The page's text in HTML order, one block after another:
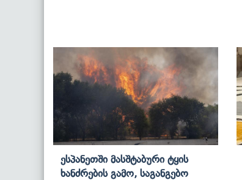
Ესპანეთში Მასშტაბური Ტყის
Ხანძრების Გამო, Საგანგებო